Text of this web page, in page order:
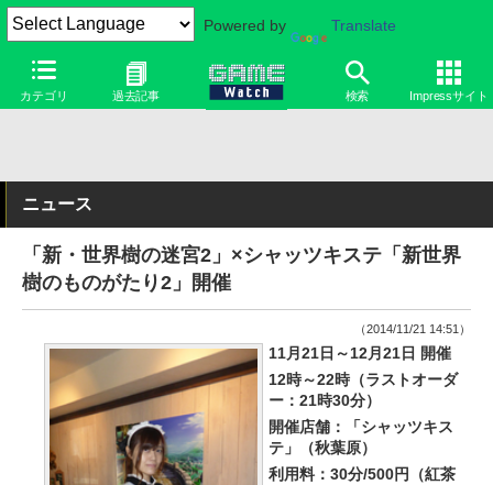
Powered by Translate
カテゴリ 過去記事 検索 Impressサイト
ニュース
「新・世界樹の迷宮2」×シャッツキステ「新世界
樹のものがたり2」開催
（2014/11/21 14:51）
11月21日～12月21日 開催
12時～22時（ラストオーダ
ー：21時30分）
開催店舗：「シャッツキス
テ」（秋葉原）
利用料：30分/500円（紅茶